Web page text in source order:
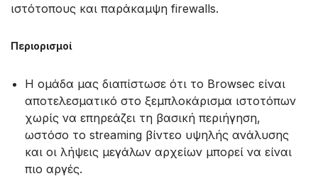
ιστότοπους και παράκαμψη firewalls.
Περιορισμοί
Η ομάδα μας διαπίστωσε ότι το Browsec είναι
αποτελεσματικό στο ξεμπλοκάρισμα ιστοτόπων
χωρίς να επηρεάζει τη βασική περιήγηση,
ωστόσο το streaming βίντεο υψηλής ανάλυσης
και οι λήψεις μεγάλων αρχείων μπορεί να είναι
πιο αργές.